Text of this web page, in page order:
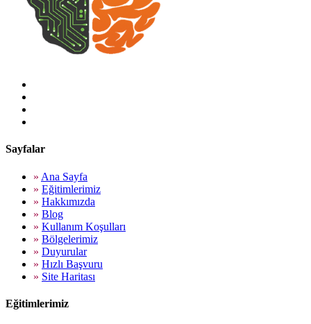
Sayfalar
» Ana Sayfa
» Eğitimlerimiz
» Hakkımızda
» Blog
» Kullanım Koşulları
» Bölgelerimiz
» Duyurular
» Hızlı Başvuru
» Site Haritası
Eğitimlerimiz